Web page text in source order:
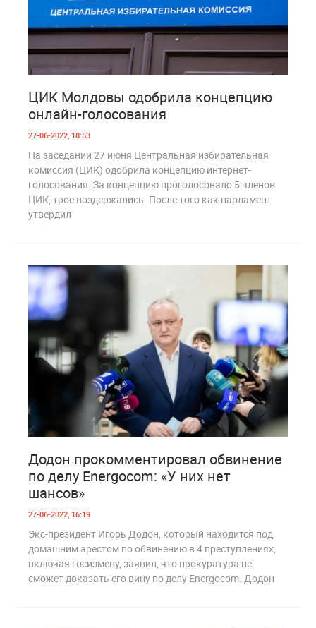
ЦИК Молдовы одобрила концепцию
онлайн-голосования
27-06-2022, 18:53
На заседании 27 июня Центральная избирательная
комиссия (ЦИК) одобрила концепцию интернет-
голосования. За концепцию проголосовало 5 членов
ЦИК, трое воздержались. После того как парламент
утвердил
Додон прокомментировал обвинение
по делу Energocom: «У них нет
шансов»
27-06-2022, 16:19
Экс-президент Игорь Додон, который находится под
домашним арестом по обвинению в 4 преступлениях,
включая госизмену, заявил, что прокуратура не
сможет доказать его вину по делу Energocom. Додон